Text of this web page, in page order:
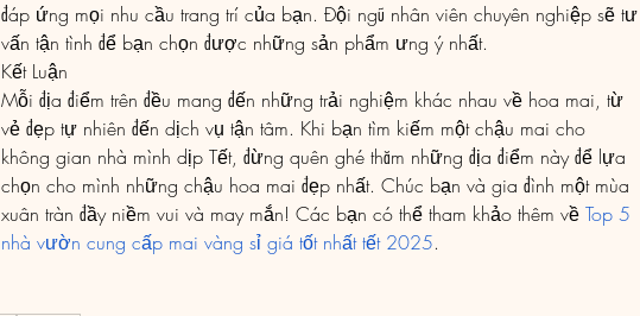
đáp ứng mọi nhu cầu trang trí của bạn. Đội ngũ nhân viên chuyên nghiệp sẽ tư
vấn tận tình để bạn chọn được những sản phẩm ưng ý nhất.
Kết Luận
Mỗi địa điểm trên đều mang đến những trải nghiệm khác nhau về hoa mai, từ
vẻ đẹp tự nhiên đến dịch vụ tận tâm. Khi bạn tìm kiếm một chậu mai cho
không gian nhà mình dịp Tết, đừng quên ghé thăm những địa điểm này để lựa
chọn cho mình những chậu hoa mai đẹp nhất. Chúc bạn và gia đình một mùa
xuân tràn đầy niềm vui và may mắn! Các bạn có thể tham khảo thêm về Top 5
nhà vườn cung cấp mai vàng sỉ giá tốt nhất tết 2025.